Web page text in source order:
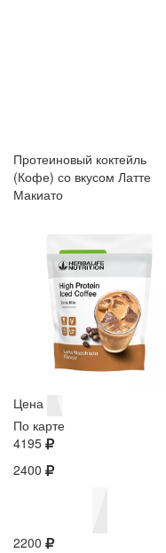
Протеиновый коктейль
(Кофе) со вкусом Латте
Макиато
Цена
По карте
4195
2400
2200